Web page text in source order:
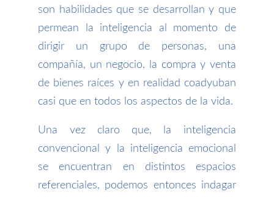
son habilidades que se desarrollan y que
permean la inteligencia al momento de
dirigir un grupo de personas, una
compañía, un negocio, la compra y venta
de bienes raíces y en realidad coadyuban
casi que en todos los aspectos de la vida.
Una vez claro que, la inteligencia
convencional y la inteligencia emocional
se encuentran en distintos espacios
referenciales, podemos entonces indagar